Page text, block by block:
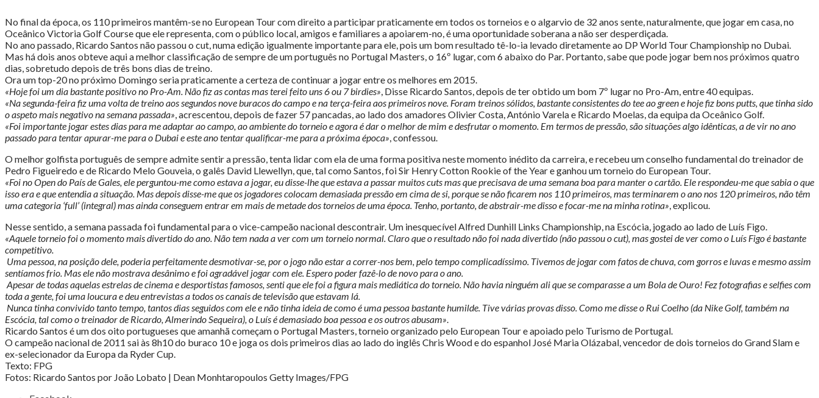
No final da época, os 110 primeiros mantêm-se no European Tour com direito a participar praticamente em todos os torneios e o algarvio de 32 anos sente, naturalmente, que jogar em casa, no
Oceânico Victoria Golf Course que ele representa, com o público local, amigos e familiares a apoiarem-no, é uma oportunidade soberana a não ser desperdiçada.
No ano passado, Ricardo Santos não passou o cut, numa edição igualmente importante para ele, pois um bom resultado tê-lo-ia levado diretamente ao DP World Tour Championship no Dubai.
Mas há dois anos obteve aqui a melhor classificação de sempre de um português no Portugal Masters, o 16º lugar, com 6 abaixo do Par. Portanto, sabe que pode jogar bem nos próximos quatro
dias, sobretudo depois de três bons dias de treino.
Ora um top-20 no próximo Domingo seria praticamente a certeza de continuar a jogar entre os melhores em 2015.
«Hoje foi um dia bastante positivo no Pro-Am. Não fiz as contas mas terei feito uns 6 ou 7 birdies», Disse Ricardo Santos, depois de ter obtido um bom 7º lugar no Pro-Am, entre 40 equipas.
«Na segunda-feira fiz uma volta de treino aos segundos nove buracos do campo e na terça-feira aos primeiros nove. Foram treinos sólidos, bastante consistentes do tee ao green e hoje fiz bons putts, que tinha sido
o aspeto mais negativo na semana passada», acrescentou, depois de fazer 57 pancadas, ao lado dos amadores Olivier Costa, António Varela e Ricardo Moelas, da equipa da Oceânico Golf.
«Foi importante jogar estes dias para me adaptar ao campo, ao ambiente do torneio e agora é dar o melhor de mim e desfrutar o momento. Em termos de pressão, são situações algo idênticas, a de vir no ano
passado para tentar apurar-me para o Dubai e este ano tentar qualificar-me para a próxima época», confessou.
O melhor golfista português de sempre admite sentir a pressão, tenta lidar com ela de uma forma positiva neste momento inédito da carreira, e recebeu um conselho fundamental do treinador de
Pedro Figueiredo e de Ricardo Melo Gouveia, o galês David Llewellyn, que, tal como Santos, foi Sir Henry Cotton Rookie of the Year e ganhou um torneio do European Tour.
«Foi no Open do País de Gales, ele perguntou-me como estava a jogar, eu disse-lhe que estava a passar muitos cuts mas que precisava de uma semana boa para manter o cartão. Ele respondeu-me que sabia o que
isso era e que entendia a situação. Mas depois disse-me que os jogadores colocam demasiada pressão em cima de si, porque se não ficarem nos 110 primeiros, mas terminarem o ano nos 120 primeiros, não têm
uma categoria ‘full’ (integral) mas ainda conseguem entrar em mais de metade dos torneios de uma época. Tenho, portanto, de abstrair-me disso e focar-me na minha rotina», explicou.
Nesse sentido, a semana passada foi fundamental para o vice-campeão nacional descontrair. Um inesquecível Alfred Dunhill Links Championship, na Escócia, jogado ao lado de Luís Figo.
«Aquele torneio foi o momento mais divertido do ano. Não tem nada a ver com um torneio normal. Claro que o resultado não foi nada divertido (não passou o cut), mas gostei de ver como o Luís Figo é bastante
competitivo.
Uma pessoa, na posição dele, poderia perfeitamente desmotivar-se, por o jogo não estar a correr-nos bem, pelo tempo complicadíssimo. Tivemos de jogar com fatos de chuva, com gorros e luvas e mesmo assim
sentíamos frio. Mas ele não mostrava desânimo e foi agradável jogar com ele. Espero poder fazê-lo de novo para o ano.
Apesar de todas aquelas estrelas de cinema e desportistas famosos, senti que ele foi a figura mais mediática do torneio. Não havia ninguém ali que se comparasse a um Bola de Ouro! Fez fotografias e selfies com
toda a gente, foi uma loucura e deu entrevistas a todos os canais de televisão que estavam lá.
Nunca tinha convivido tanto tempo, tantos dias seguidos com ele e não tinha ideia de como é uma pessoa bastante humilde. Tive várias provas disso. Como me disse o Rui Coelho (da Nike Golf, também na
Escócia, tal como o treinador de Ricardo, Almerindo Sequeira), o Luís é demasiado boa pessoa e os outros abusam».
Ricardo Santos é um dos oito portugueses que amanhã começam o Portugal Masters, torneio organizado pelo European Tour e apoiado pelo Turismo de Portugal.
O campeão nacional de 2011 sai às 8h10 do buraco 10 e joga os dois primeiros dias ao lado do inglês Chris Wood e do espanhol José Maria Olázabal, vencedor de dois torneios do Grand Slam e
ex-selecionador da Europa da Ryder Cup.
Texto: FPG
Fotos: Ricardo Santos por João Lobato | Dean Monhtaropoulos Getty Images/FPG